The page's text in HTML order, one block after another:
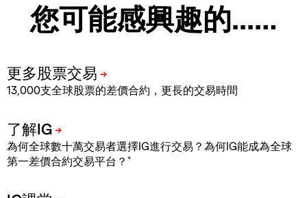
您可能感興趣的...…
13,000支全球股票的差價合約，更長的交易時間
為何全球數十萬交易者選擇IG進行交易？為何IG能成為全球
第一差價合約交易平台？ *